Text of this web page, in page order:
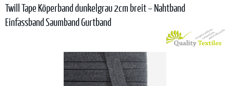
Twill Tape Köperband dunkelgrau 2cm breit – Nahtband
Einfassband Saumband Gurtband